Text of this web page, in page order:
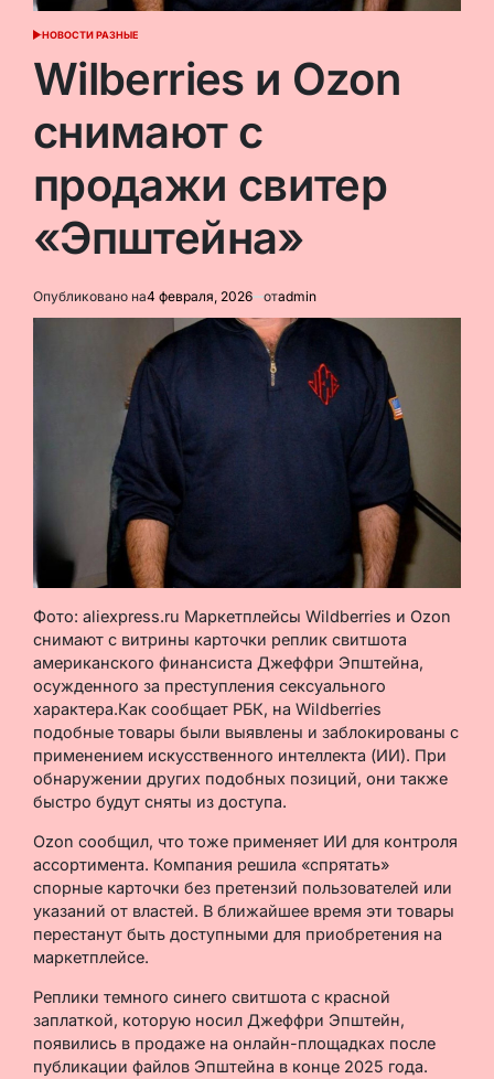
ОПУБЛИКОВАНО
НОВОСТИ РАЗНЫЕ
Wilberries и Ozon
снимают с
продажи свитер
«Эпштейна»
Опубликовано на4 февраля, 2026 отadmin
Фото: aliexpress.ru Маркетплейсы Wildberries и Ozon
снимают с витрины карточки реплик свитшота
американского финансиста Джеффри Эпштейна,
осужденного за преступления сексуального
характера.Как сообщает РБК, на Wildberries
подобные товары были выявлены и заблокированы с
применением искусственного интеллекта (ИИ). При
обнаружении других подобных позиций, они также
быстро будут сняты из доступа.
Ozon сообщил, что тоже применяет ИИ для контроля
ассортимента. Компания решила «спрятать»
спорные карточки без претензий пользователей или
указаний от властей. В ближайшее время эти товары
перестанут быть доступными для приобретения на
маркетплейсе.
Реплики темного синего свитшота с красной
заплаткой, которую носил Джеффри Эпштейн,
появились в продаже на онлайн-площадках после
публикации файлов Эпштейна в конце 2025 года.